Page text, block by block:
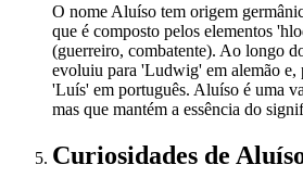
O nome Aluíso tem origem
que é composto pelos elementos
(guerreiro, combatente). Ao longo
evoluiu para 'Ludwig' em alemão e,
'Luís' em português. Aluíso é uma
mas que mantém a essência do
Curiosidades de